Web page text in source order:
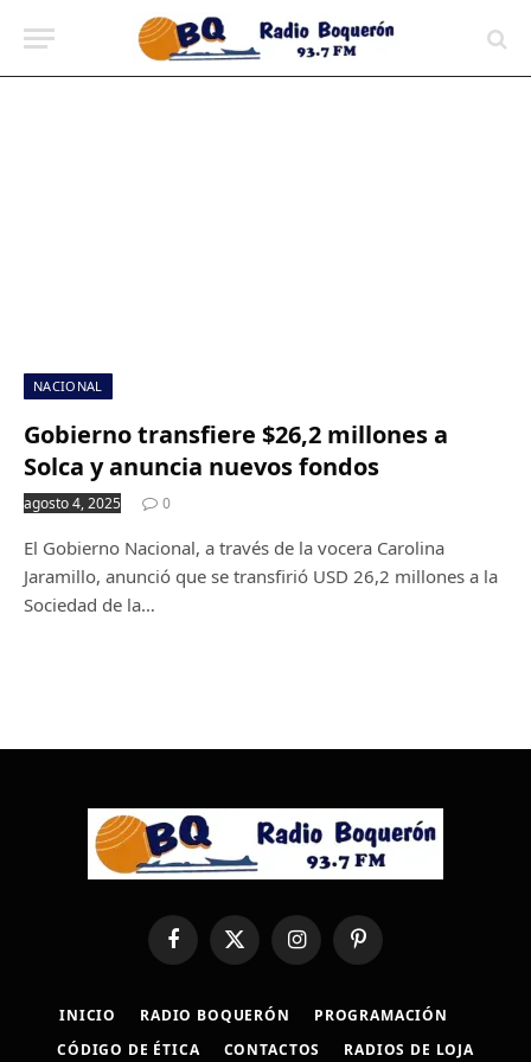
NACIONAL
Gobierno transfiere $26,2 millones a
Solca y anuncia nuevos fondos
agosto 4, 2025 0
El Gobierno Nacional, a través de la vocera Carolina
Jaramillo, anunció que se transfirió USD 26,2 millones a la
Sociedad de la…
FacebookX
(Twitter)
InstagramPinterest
INICIO RADIO BOQUERÓN
PROGRAMACIÓN
CÓDIGO DE ÉTICA
CONTACTOS RADIOS DE LOJA